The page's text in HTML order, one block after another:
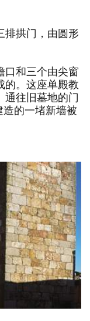
排拱门，由圆形
口和三个由尖窗
的。这座单殿教
通往旧墓地的门
造的一堵新墙被